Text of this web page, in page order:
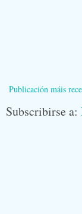
Publicación máis
Subscribirse a: